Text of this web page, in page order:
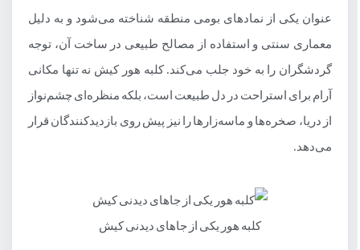
عنوان یکی از نمادهای بومی منطقه شناخته می‌شود و به دلیل
معماری سنتی و استفاده از مصالح طبیعی در ساخت آن، توجه
گردشگران را به خود جلب می‌کند. کلبه هور کیش نه تنها مکانی
آرام برای استراحت در دل طبیعت است، بلکه منظره‌ای چشم‌نواز
از دریا، صخره‌ها و ماسه‌زارها را نیز پیش روی بازدیدکنندگان قرار
می‌دهد.
کلبه هور یکی از جاهای دیدنی کیش